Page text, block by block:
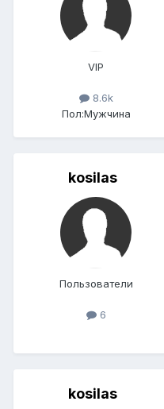
VIP
8.6k
Пол:Мужчина
kosilas
Пользователи
6
kosilas